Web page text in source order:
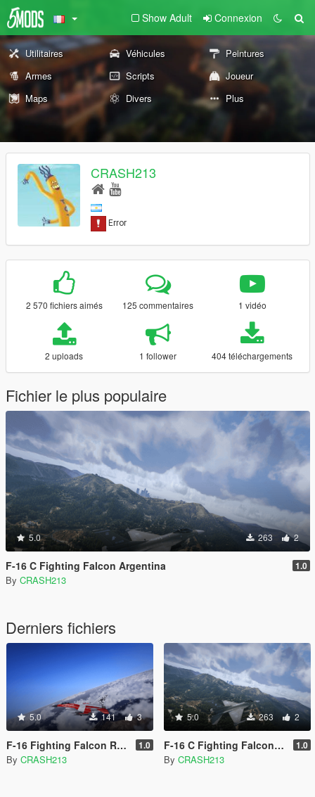
Show Adult Connexion
Utilitaires Véhicules
Peintures
Armes
Scripts
Joueur
Maps
Divers Plus
CRASH213
2 570 fichiers aimés 125 commentaires 1 vidéo
2 uploads 1 follower 404 téléchargements
Fichier le plus populaire
5.0 263 2
F-16 C Fighting Falcon Argentina 1.0
By CRASH213
Derniers fichiers
5.0 141 3
F-16 Fighting Falcon RDAF 50 Anniversary Livery 1.0
By CRASH213
5.0 263 2
F-16 C Fighting Falcon Argentina 1.0
By CRASH213